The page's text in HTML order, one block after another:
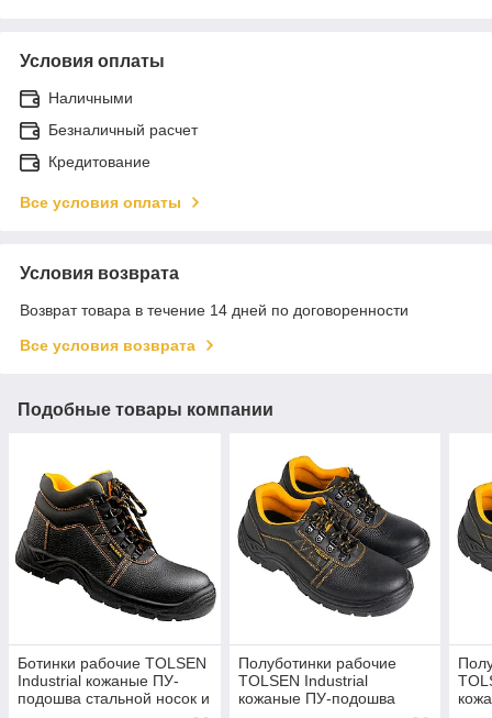
Условия оплаты
Наличными
Безналичный расчет
Кредитование
Все условия оплаты
Условия возврата
Возврат товара в течение 14 дней по договоренности
Все условия возврата
Подобные товары компании
Ботинки рабочие TOLSEN
Industrial кожаные ПУ-
подошва стальной носок и
Полуботинки рабочие
TOLSEN Industrial
кожаные ПУ-подошва